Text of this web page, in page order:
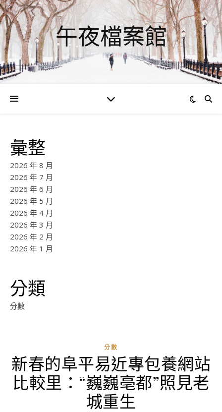
午夜檔案館
彙整
2026 年 8 月
2026 年 7 月
2026 年 6 月
2026 年 5 月
2026 年 4 月
2026 年 3 月
2026 年 2 月
2026 年 1 月
分類
分數
分數
新春的阜平易近專包養網站
比較里：“巍巍亳都”照見老
城重生
0